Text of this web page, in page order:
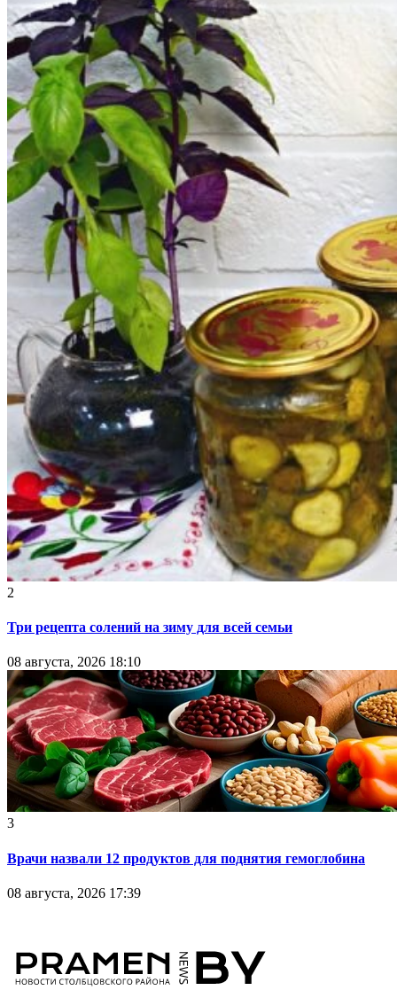
2
Три рецепта солений на зиму для всей семьи
08 августа, 2026 18:10
3
Врачи назвали 12 продуктов для поднятия гемоглобина
08 августа, 2026 17:39